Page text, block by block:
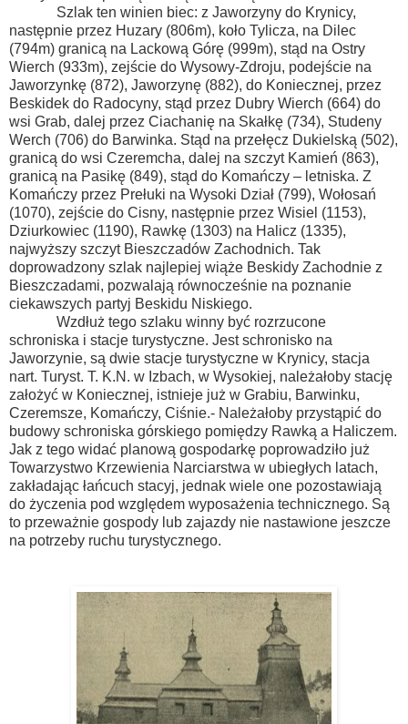
Szlak ten winien biec: z Jaworzyny do Krynicy,
następnie przez Huzary (806m), koło Tylicza, na Dilec
(794m) granicą na Lackową Górę (999m), stąd na Ostry
Wierch (933m), zejście do Wysowy-Zdroju, podejście na
Jaworzynkę (872), Jaworzynę (882), do Koniecznej, przez
Beskidek do Radocyny, stąd przez Dubry Wierch (664) do
wsi Grab, dalej przez Ciachanię na Skałkę (734), Studeny
Werch (706) do Barwinka. Stąd na przełęcz Dukielską (502),
granicą do wsi Czeremcha, dalej na szczyt Kamień (863),
granicą na Pasikę (849), stąd do Komańczy – letniska. Z
Komańczy przez Prełuki na Wysoki Dział (799), Wołosań
(1070), zejście do Cisny, następnie przez Wisiel (1153),
Dziurkowiec (1190), Rawkę (1303) na Halicz (1335),
najwyższy szczyt Bieszczadów Zachodnich. Tak
doprowadzony szlak najlepiej wiąże Beskidy Zachodnie z
Bieszczadami, pozwalają równocześnie na poznanie
ciekawszych partyj Beskidu Niskiego.
Wzdłuż tego szlaku winny być rozrzucone
schroniska i stacje turystyczne. Jest schronisko na
Jaworzynie, są dwie stacje turystyczne w Krynicy, stacja
nart. Turyst. T. K.N. w Izbach, w Wysokiej, należałoby stację
założyć w Koniecznej, istnieje już w Grabiu, Barwinku,
Czeremsze, Komańczy, Ciśnie.- Należałoby przystąpić do
budowy schroniska górskiego pomiędzy Rawką a Haliczem.
Jak z tego widać planową gospodarkę poprowadziło już
Towarzystwo Krzewienia Narciarstwa w ubiegłych latach,
zakładając łańcuch stacyj, jednak wiele one pozostawiają
do życzenia pod względem wyposażenia technicznego. Są
to przeważnie gospody lub zajazdy nie nastawione jeszcze
na potrzeby ruchu turystycznego.